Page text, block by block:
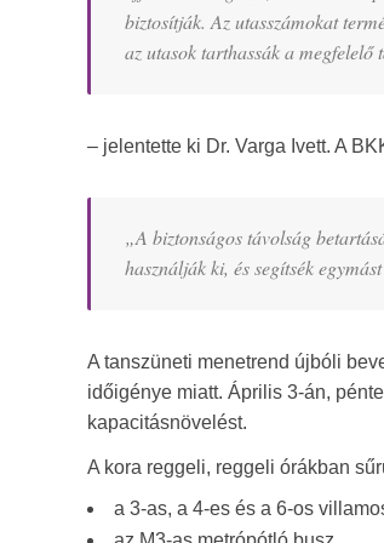
biztosítják. Az utasszámokat
az utasok tarthassák a megfelelő
– jelentette ki Dr. Varga Ivett. A
„A biztonságos távolság
használják ki, és segítsék
A tanszüneti menetrend újbóli
időigénye miatt. Április 3-án,
kapacitásnövelést.
A kora reggeli, reggeli órákban
a 3-as, a 4-es és a 6-os